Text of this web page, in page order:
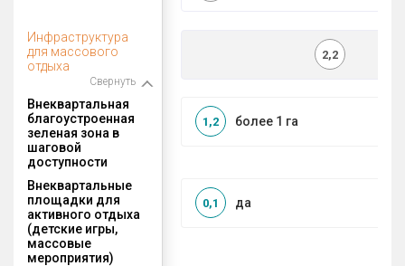
Инфраструктура
для массового
отдыха
Свернуть
2,2
Внеквартальная
благоустроенная
зеленая зона в
шаговой
доступности
более 1 га
1,2
Внеквартальные
площадки для
активного отдыха
(детские игры,
массовые
мероприятия)
да
0,1